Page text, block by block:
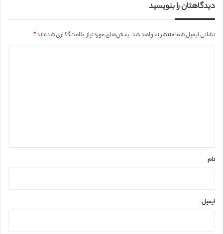
دیدگاهتان را بنویسید
نشانی ایمیل شما منتشر نخواهد شد.بخش‌های موردنیاز علامت‌گذاری شده‌اند*
نام
ایمیل